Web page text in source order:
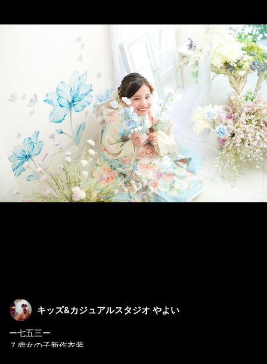
キッズ&カジュアルスタジオ やよい
ー七五三ー
７歳女の子新作衣装